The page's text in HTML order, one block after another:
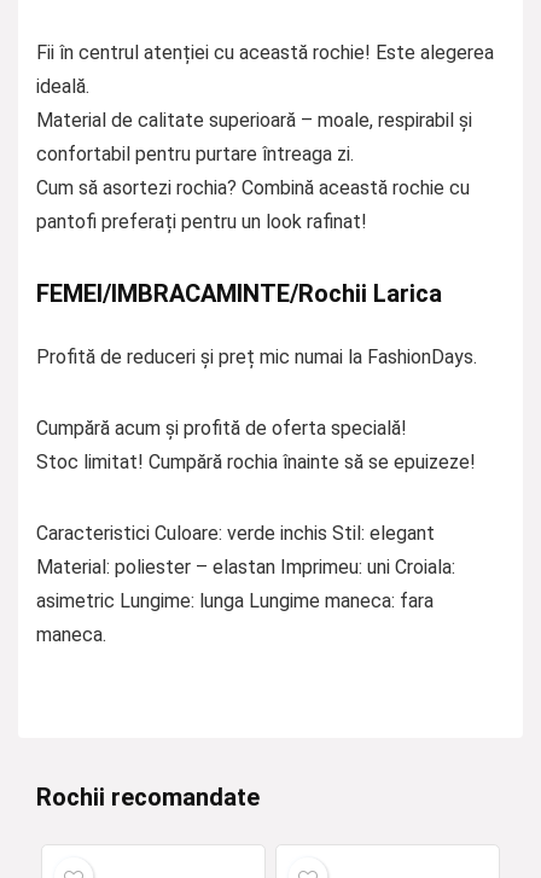
Fii în centrul atenției cu această rochie! Este alegerea
ideală.
Material de calitate superioară – moale, respirabil și
confortabil pentru purtare întreaga zi.
Cum să asortezi rochia? Combină această rochie cu
pantofi preferați pentru un look rafinat!
FEMEI/IMBRACAMINTE/Rochii Larica
Profită de reduceri și preț mic numai la FashionDays.
Cumpără acum și profită de oferta specială!
Stoc limitat! Cumpără rochia înainte să se epuizeze!
Caracteristici Culoare: verde inchis Stil: elegant
Material: poliester – elastan Imprimeu: uni Croiala:
asimetric Lungime: lunga Lungime maneca: fara
maneca.
Rochii recomandate